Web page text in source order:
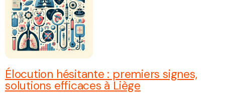
Élocution hésitante : premiers signes,
solutions efficaces à Liège